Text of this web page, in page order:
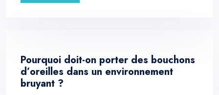
Pourquoi doit-on porter des bouchons
d’oreilles dans un environnement
bruyant ?